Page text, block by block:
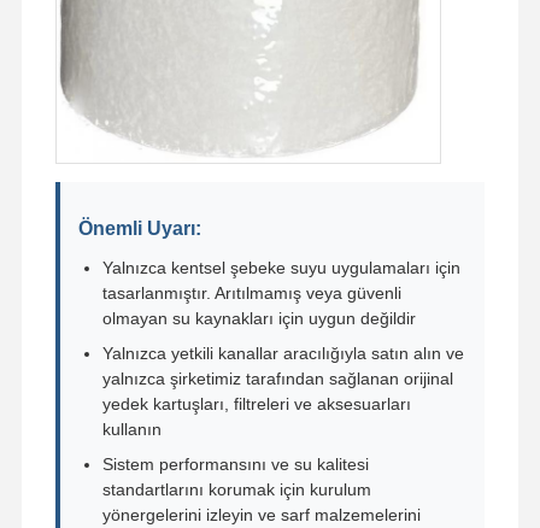
Önemli Uyarı:
Yalnızca kentsel şebeke suyu uygulamaları için
tasarlanmıştır. Arıtılmamış veya güvenli
olmayan su kaynakları için uygun değildir
Yalnızca yetkili kanallar aracılığıyla satın alın ve
yalnızca şirketimiz tarafından sağlanan orijinal
yedek kartuşları, filtreleri ve aksesuarları
kullanın
Sistem performansını ve su kalitesi
standartlarını korumak için kurulum
yönergelerini izleyin ve sarf malzemelerini